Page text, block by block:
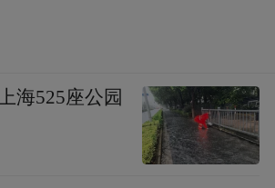
海525座公园